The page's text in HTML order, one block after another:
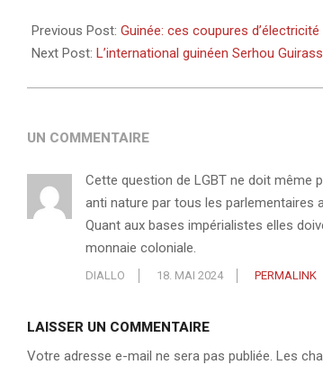
05-
18
Previous Post: Guinée: ces coupures
Next Post: L’international guinéen Serhou
UN COMMENTAIRE
Cette question de LGBT ne doit
anti nature par tous les parlementaires
Quant aux bases impérialistes elles
monnaie coloniale.
DIALLO 18. MAI 2024 PERMALINK
LAISSER UN COMMENTAIRE
Votre adresse e-mail ne sera pas publiée. Les